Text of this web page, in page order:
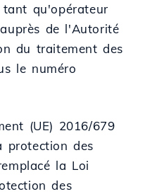
qu'opérateur
de l'Autorité
du traitement des
le numéro
(UE) 2016/679
protection des
la Loi
des